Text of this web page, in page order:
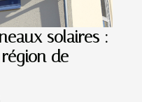
solaires :
de